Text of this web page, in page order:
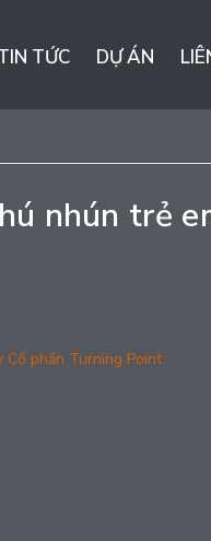
TỨC DỰ ÁN
nhún trẻ
Cổ phần Turning Point